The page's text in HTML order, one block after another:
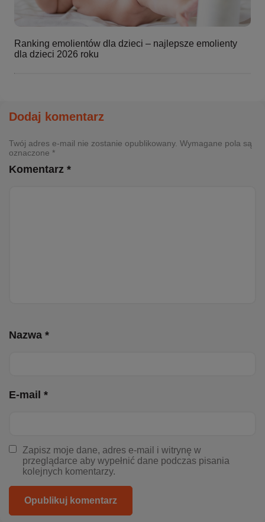
Ranking emolientów dla dzieci – najlepsze emolienty
dla dzieci 2026 roku
Dodaj komentarz
Twój adres e-mail nie zostanie opublikowany. Wymagane pola są
oznaczone *
Komentarz *
Nazwa *
E-mail *
Zapisz moje dane, adres e-mail i witrynę w
przeglądarce aby wypełnić dane podczas pisania
kolejnych komentarzy.
Opublikuj komentarz